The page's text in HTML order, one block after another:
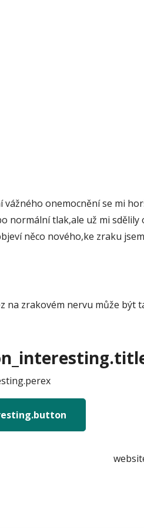
onemocnění se mi
tlak,ale už mi sdělily
něco nového,ke zraku
zrakovém nervu může být